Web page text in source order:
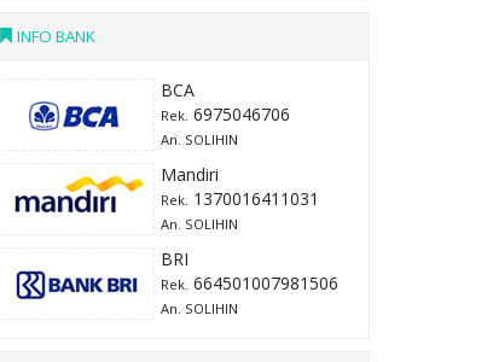
INFO BANK
BCA
Rek. 6975046706
An. SOLIHIN
Mandiri
Rek. 1370016411031
An. SOLIHIN
BRI
Rek. 664501007981506
An. SOLIHIN